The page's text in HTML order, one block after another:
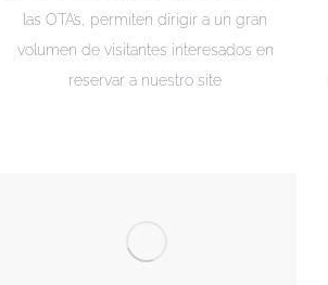
las OTA’s, permiten dirigir a un gran
volumen de visitantes interesados en
reservar a nuestro site